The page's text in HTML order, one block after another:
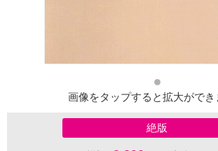
画像をタップすると拡大ができ
絶版